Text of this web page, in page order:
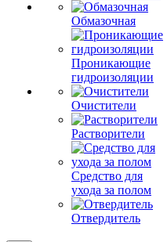
Обмазочная
Проникающие
гидроизоляции
Очистители
Растворители
Средство для
ухода за полом
Отвердитель